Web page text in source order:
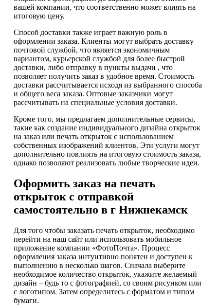
вашей компании, что соответственно может влиять на
итоговую цену.
Способ доставки также играет важную роль в
оформлении заказа. Клиенты могут выбрать доставку
почтовой службой, что является экономичным
вариантом, курьерской службой для более быстрой
доставки, либо отправку в пункты выдачи , что
позволяет получить заказ в удобное время. Стоимость
доставки рассчитывается исходя из выбранного способа
и общего веса заказа. Оптовые заказчики могут
рассчитывать на специальные условия доставки.
Кроме того, мы предлагаем дополнительные сервисы,
такие как создание индивидуального дизайна открыток
на заказ или печать открыток с использованием
собственных изображений клиентов. Эти услуги могут
дополнительно повлиять на итоговую стоимость заказа,
однако позволяют реализовать любые творческие идеи.
Оформить заказ на печать
открыток с отправкой
самостоятельно в г Нижнекамск
Для того чтобы заказать печать открыток, необходимо
перейти на наш сайт или использовать мобильное
приложение компании «ФотоПочта». Процесс
оформления заказа интуитивно понятен и доступен к
выполнению в несколько шагов. Сначала выберите
необходимое количество открыток, укажите желаемый
дизайн – будь то с фотографией, со своим рисунком или
с логотипом. Затем определитесь с форматом и типом
бумаги.